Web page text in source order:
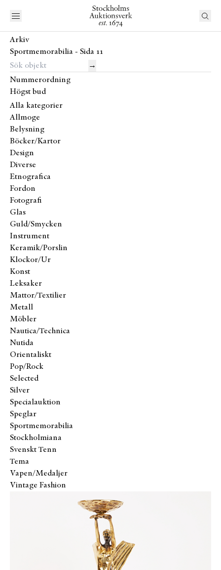
Arkiv
Sportmemorabilia - Sida 11
→
Nummerordning
Högst bud
Alla kategorier
Allmoge
Belysning
Böcker/Kartor
Design
Diverse
Etnografica
Fordon
Fotografi
Glas
Guld/Smycken
Instrument
Keramik/Porslin
Klockor/Ur
Konst
Leksaker
Mattor/Textilier
Metall
Möbler
Nautica/Technica
Nutida
Orientaliskt
Pop/Rock
Selected
Silver
Specialauktion
Speglar
Sportmemorabilia
Stockholmiana
Svenskt Tenn
Tema
Vapen/Medaljer
Vintage Fashion